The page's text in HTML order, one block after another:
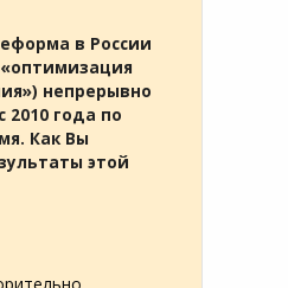
в России
непрерывно
2010 года по
Как Вы
этой